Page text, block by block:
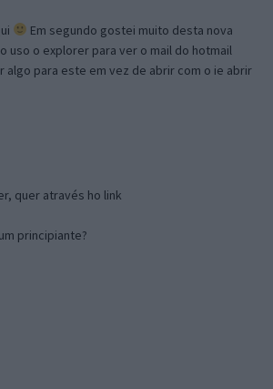
Em segundo gostei muito desta nova
uso o explorer para ver o mail do hotmail
para este em vez de abrir com o ie abrir
quer através ho link
principiante?